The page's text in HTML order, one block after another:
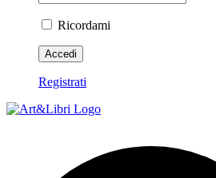
Ricordami
Registrati